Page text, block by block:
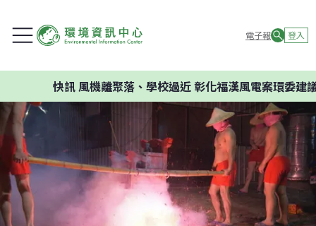
電子報 登入
風機離聚落、學校過近 彰化福漢風電案環委建議不應開